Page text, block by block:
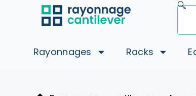
Rayonnages Racks